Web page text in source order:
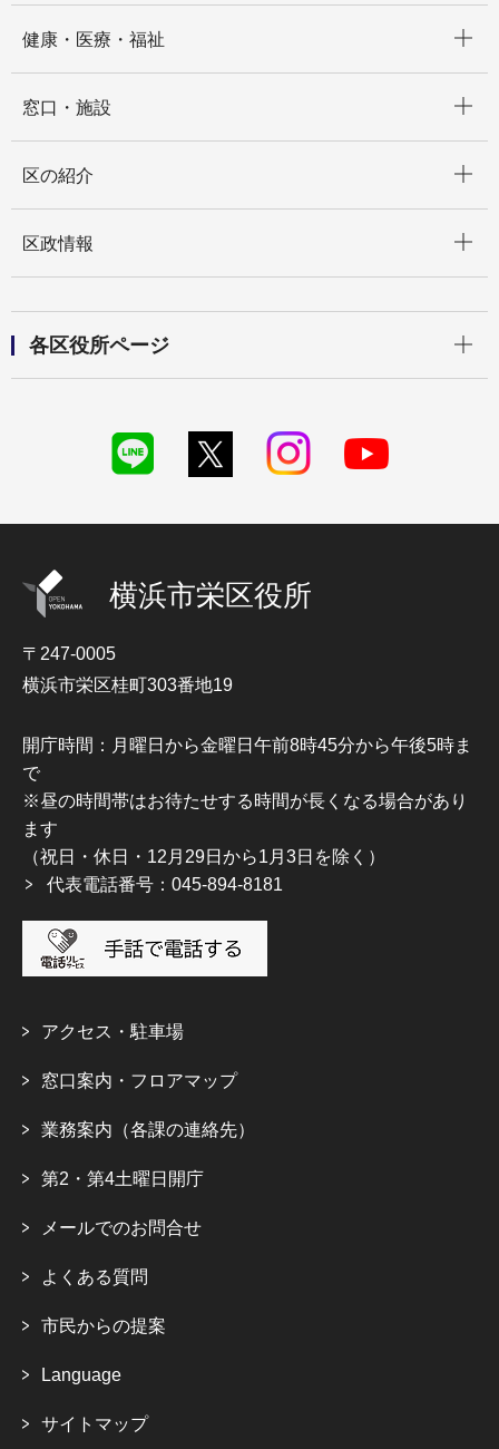
健康・医療・福祉
窓口・施設
区の紹介
区政情報
各区役所ページ
横浜市栄区役所
〒247-0005
横浜市栄区桂町303番地19
開庁時間：月曜日から金曜日午前8時45分から午後5時ま
で
※昼の時間帯はお待たせする時間が長くなる場合があり
ます
（祝日・休日・12月29日から1月3日を除く）
代表電話番号：045-894-8181
アクセス・駐車場
窓口案内・フロアマップ
業務案内（各課の連絡先）
第2・第4土曜日開庁
メールでのお問合せ
よくある質問
市民からの提案
Language
サイトマップ